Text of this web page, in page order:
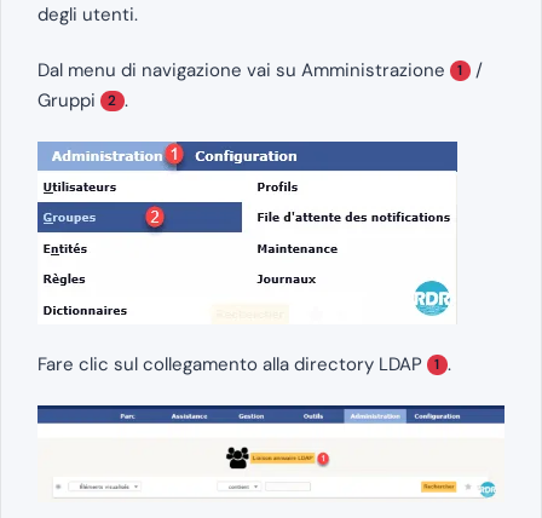
degli utenti.
Dal menu di navigazione vai su Amministrazione 1 /
Gruppi
2 .
Fare clic sul collegamento alla directory LDAP 1 .